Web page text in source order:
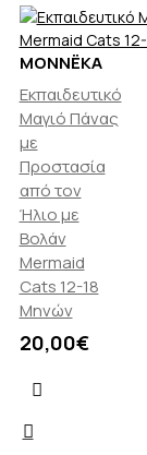
MONNËKA
Εκπαιδευτικό
Μαγιό Πάνας
με
Προστασία
από τον
Ήλιο με
Βολάν
Mermaid
Cats 12-18
Μηνών
20,00€